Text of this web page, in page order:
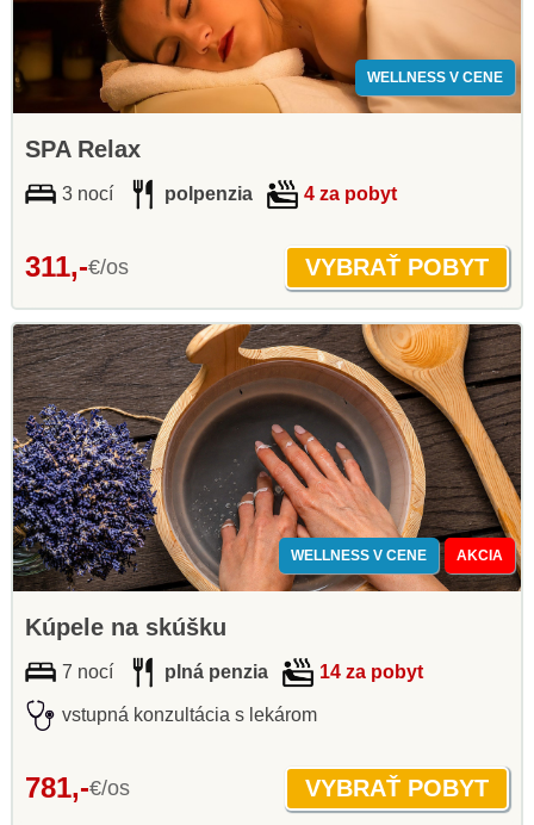
WELLNESS V CENE
SPA Relax
3 nocí polpenzia 4 za pobyt
311,-€/os
WELLNESS V CENE AKCIA
Kúpele na skúšku
7 nocí plná penzia 14 za pobyt
vstupná konzultácia s lekárom
781,-€/os